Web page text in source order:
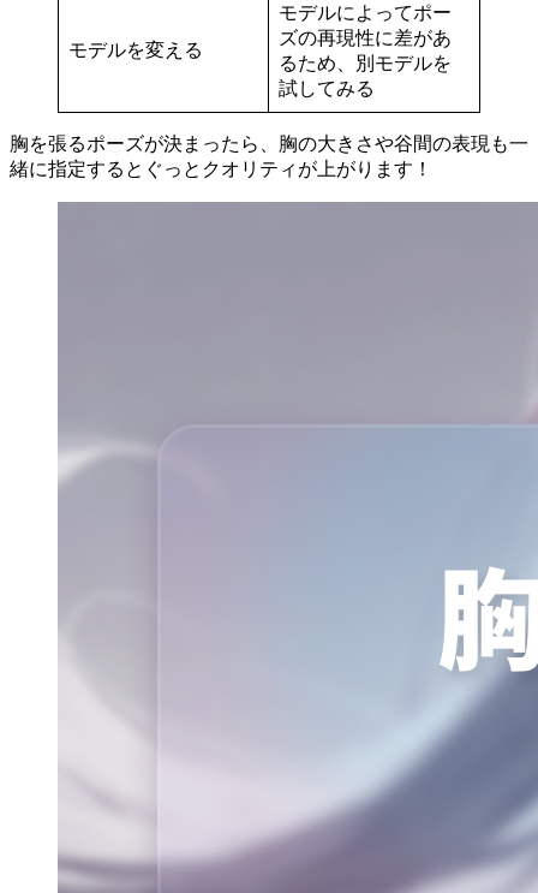
モデルを変える
モデルによってポー
ズの再現性に差があ
るため、別モデルを
試してみる
胸を張るポーズが決まったら、胸の大きさや谷間の表現も一
緒に指定するとぐっとクオリティが上がります！